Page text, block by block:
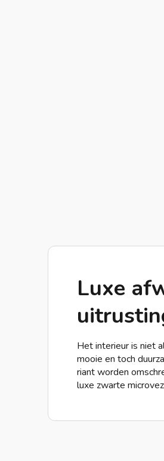
Luxe
Het interieur is niet
mooie en toch
riant worden
luxe zwarte